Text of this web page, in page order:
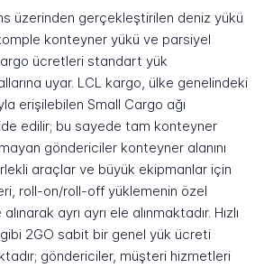
üzerinden gerçekleştirilen deniz yükü
komple konteyner yükü ve parsiyel
ücretleri standart yük
uyar. LCL kargo, ülke genelindeki
erişilebilen Small Cargo ağı
edilir; bu sayede tam konteyner
göndericiler konteyner alanını
araçlar ve büyük ekipmanlar için
roll-on/roll-off yüklemenin özel
ayrı ayrı ele alınmaktadır. Hızlı
2GO sabit bir genel yük ücreti
göndericiler, müşteri hizmetleri